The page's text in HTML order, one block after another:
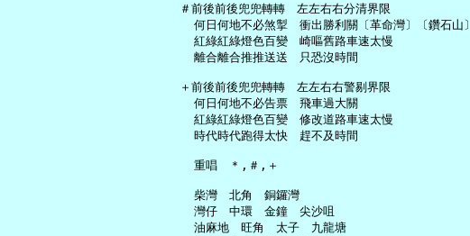
   ＃前後前後兜兜轉轉　左左右右分清界限
     何日何地不必煞掣　衝出勝利關〔革命灣〕〔鑽石山〕
     紅綠紅綠燈色百變　崎嘔舊路車速太慢
     離合離合推推送送　只恐沒時間
   ＋前後前後兜兜轉轉　左左右右警剔界限
     何日何地不必告票　飛車過大關
     紅綠紅綠燈色百變　修改道路車速太慢
     時代時代跑得太快　趕不及時間
     重唱　＊,＃,＋
     柴灣　北角　銅鑼灣
     灣仔　中環　金鐘　尖沙咀
     油麻地　旺角　太子　九龍塘